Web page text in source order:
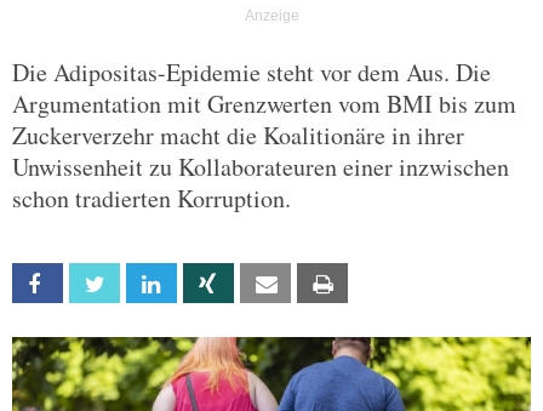
Die Adipositas-Epidemie steht vor dem Aus. Die
Argumentation mit Grenzwerten vom BMI bis zum
Zuckerverzehr macht die Koalitionäre in ihrer
Unwissenheit zu Kollaborateuren einer inzwischen
schon tradierten Korruption.
Facebook Twitter Linkedin Xing Email